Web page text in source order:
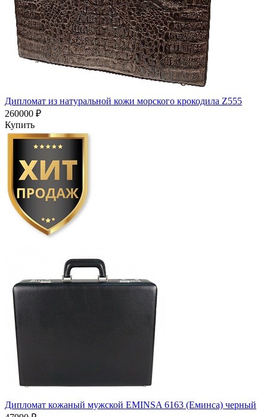
Дипломат из натуральной кожи морского крокодила Z555
260000 ₽
Купить
Дипломат кожаный мужской EMINSA 6163 (Еминса) черный